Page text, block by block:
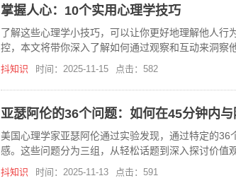
掌握人心：10个实用心理学技巧
了解这些心理学小技巧，可以让你更好地理解他人
控，本文将带你深入了解如何通过观察和互动来洞察
抖知识 时间：2025-11-15 点击：582
亚瑟阿伦的36个问题：如何在45分钟内
美国心理学家亚瑟阿伦通过实验发现，通过特定的
感。这些问题分为三组，从轻松话题到深入探讨价
应，逐步加深彼此的理解和信任。
抖知识 时间：2025-11-13 点击：591